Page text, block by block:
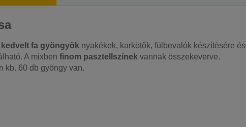
fa gyöngyök nyakékek, karkötők, fülbevalók készítésére és
A mixben finom pasztellszínek vannak összekeverve.
kb. 60 db gyöngy van.